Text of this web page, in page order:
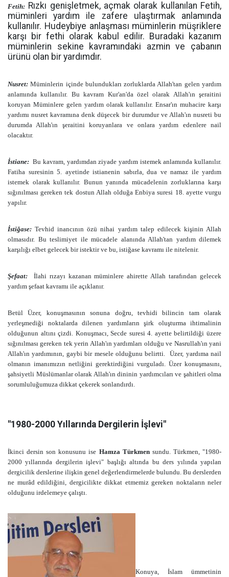
Fetih: Rızkı genişletmek, açmak olarak kullanılan Fetih,
müminleri yardım ile zafere ulaştırmak anlamında
kullanılır. Hudeybiye anlaşması müminlerin müşriklere
karşı bir fethi olarak kabul edilir. Buradaki kazanım
müminlerin sekine kavramındaki azmin ve çabanın
ürünü olan bir yardımdır.
Nusret: Müminlerin içinde bulundukları zorluklarda Allah'tan gelen yardım
anlamında kullanılır. Bu kavram Kur'an'da özel olarak Allah'ın şeraitini
koruyan Müminlere gelen yardım olarak kullanılır. Ensar'ın muhacire karşı
yardımı nusret kavramına denk düşecek bir durumdur ve Allah'ın nusreti bu
durumda Allah'ın şeraitini koruyanlara ve onlara yardım edenlere nail
olacaktır.
İstiane: Bu kavram, yardımdan ziyade yardım istemek anlamında kullanılır.
Fatiha suresinin 5. ayetinde istianenin sabırla, dua ve namaz ile yardım
istemek olarak kullanılır. Bunun yanında mücadelenin zorluklarına karşı
sığınılması gereken tek dostun Allah olduğa Enbiya suresi 18. ayette vurgu
yapılır.
İstiğase: Tevhid inancının özü nihai yardım talep edilecek kişinin Allah
olmasıdır. Bu teslimiyet ile mücadele alanında Allah'tan yardım dilemek
karşılığı elbet gelecek bir istektir ve bu, istiğase kavramı ile nitelenir.
Şefaat:
İlahi rızayı kazanan müminlere ahirette Allah tarafından gelecek
yardım şefaat kavramı ile açıklanır.
Betül Üzer, konuşmasının sonuna doğru, tevhidi bilincin tam olarak
yerleşmediği noktalarda dilenen yardımların şirk oluşturma ihtimalinin
olduğunun altını çizdi. Konuşmacı, Secde suresi 4. ayette belirtildiği üzere
sığınılması gereken tek yerin Allah'ın yardımları olduğu ve Nasrullah'ın yani
Allah'ın yardımının, gaybi bir mesele olduğunu belirtti.
Üzer, yardıma nail
olmanın imanımızın netliğini gerektirdiğini vurguladı. Üzer konuşmasını,
şahsiyetli Müslümanlar olarak Allah'ın dininin yardımcıları ve şahitleri olma
sorumluluğumuza dikkat çekerek sonlandırdı.
"1980-2000 Yıllarında Dergilerin İşlevi"
İkinci dersin son konusunu ise Hamza Türkmensundu. Türkmen, "1980-
2000 yıllarında dergilerin işlevi" başlığı altında bu ders yılında yapılan
dergicilik derslerine ilişkin genel değerlendirmelerde bulundu. Bu derslerden
ne murâd edildiğini, dergicilikte dikkat etmemiz gereken noktaların neler
olduğunu irdelemeye çalıştı.
Konuya, İslam ümmetinin